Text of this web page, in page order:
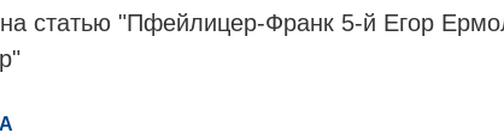
статью "Пфейлицер-Франк 5-й Егор